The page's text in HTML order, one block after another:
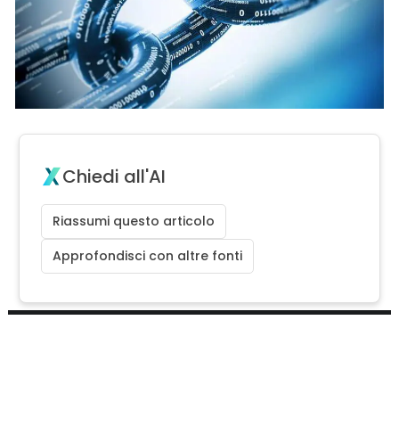
Chiedi all'AI
Riassumi questo articolo
Approfondisci con altre fonti